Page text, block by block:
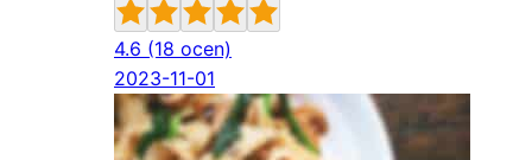
4.6 (18 ocen)
2023-11-01